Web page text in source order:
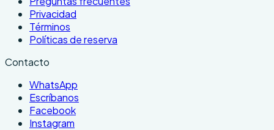
Privacidad
Términos
Políticas de reserva
Contacto
WhatsApp
Escríbanos
Facebook
Instagram